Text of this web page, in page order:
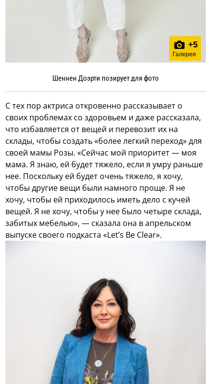
+5
Галерея
Шеннен Доэрти позирует для фото
С тех пор актриса откровенно рассказывает о
своих проблемах со здоровьем и даже рассказала,
что избавляется от вещей и перевозит их на
склады, чтобы создать «более легкий переход» для
своей мамы Розы. «Сейчас мой приоритет — моя
мама. Я знаю, ей будет тяжело, если я умру раньше
нее. Поскольку ей будет очень тяжело, я хочу,
чтобы другие вещи были намного проще. Я не
хочу, чтобы ей приходилось иметь дело с кучей
вещей. Я не хочу, чтобы у нее было четыре склада,
забитых мебелью», — сказала она в апрельском
выпуске своего подкаста «Let’s Be Clear».